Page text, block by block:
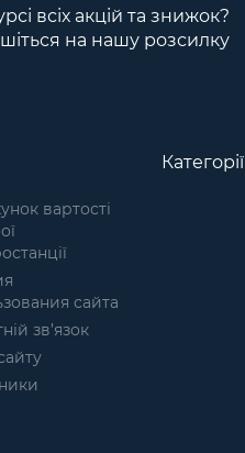
всіх акцій та знижок?
на нашу розсилку
вартості
сайта
зв’язок
Категорії